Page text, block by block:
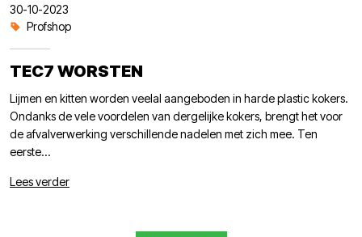
30-10-2023
Profshop
TEC7 WORSTEN
Lijmen en kitten worden veelal aangeboden in harde plastic kokers.
Ondanks de vele voordelen van dergelijke kokers, brengt het voor
de afvalverwerking verschillende nadelen met zich mee. Ten
eerste...
Lees verder